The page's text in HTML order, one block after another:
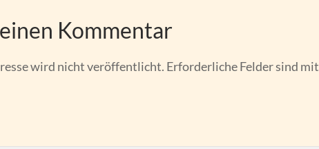
Kommentar
wird nicht veröffentlicht. Erforderliche Felder sind mit